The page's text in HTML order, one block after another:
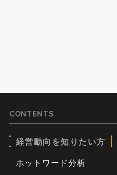
CONTENTS
経営動向を知りたい方
ホットワード分析